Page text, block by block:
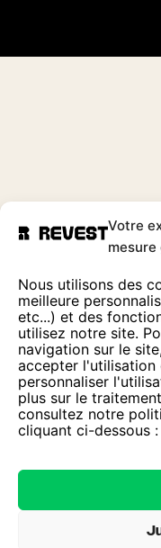
Votre
Nous utilisons des
meilleure
etc...) et des
utilisez notre site.
navigation sur le
accepter l'utilisation
personnaliser
plus sur le
consultez notre
cliquant ci-dessous :